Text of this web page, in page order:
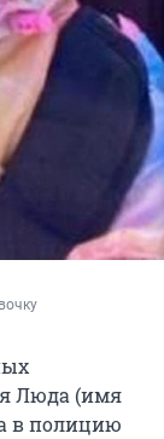
Люда (имя
в полицию